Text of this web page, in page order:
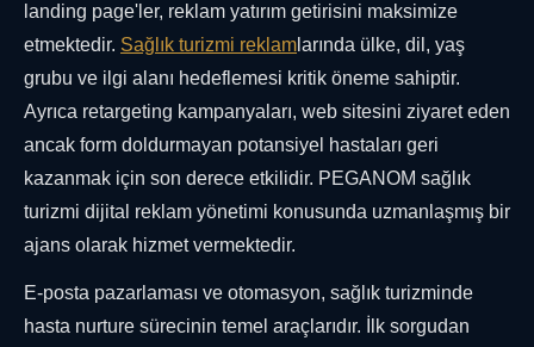
landing page'ler, reklam yatırım getirisini maksimize
etmektedir. Sağlık turizmi reklam larında ülke, dil, yaş
grubu ve ilgi alanı hedeflemesi kritik öneme sahiptir.
Ayrıca retargeting kampanyaları, web sitesini ziyaret eden
ancak form doldurmayan potansiyel hastaları geri
kazanmak için son derece etkilidir. PEGANOM sağlık
turizmi dijital reklam yönetimi konusunda uzmanlaşmış bir
ajans olarak hizmet vermektedir.
E-posta pazarlaması ve otomasyon, sağlık turizminde
hasta nurture sürecinin temel araçlarıdır. İlk sorgudan